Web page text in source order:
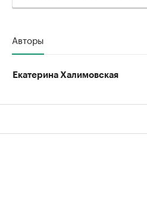
Авторы
Екатерина Халимовская